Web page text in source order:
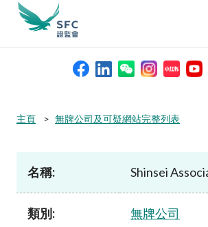
本會簡介
規則及標準
尋
主頁 無牌公司及可疑網站完整列表
名稱: Shinsei
類別: 無牌公司